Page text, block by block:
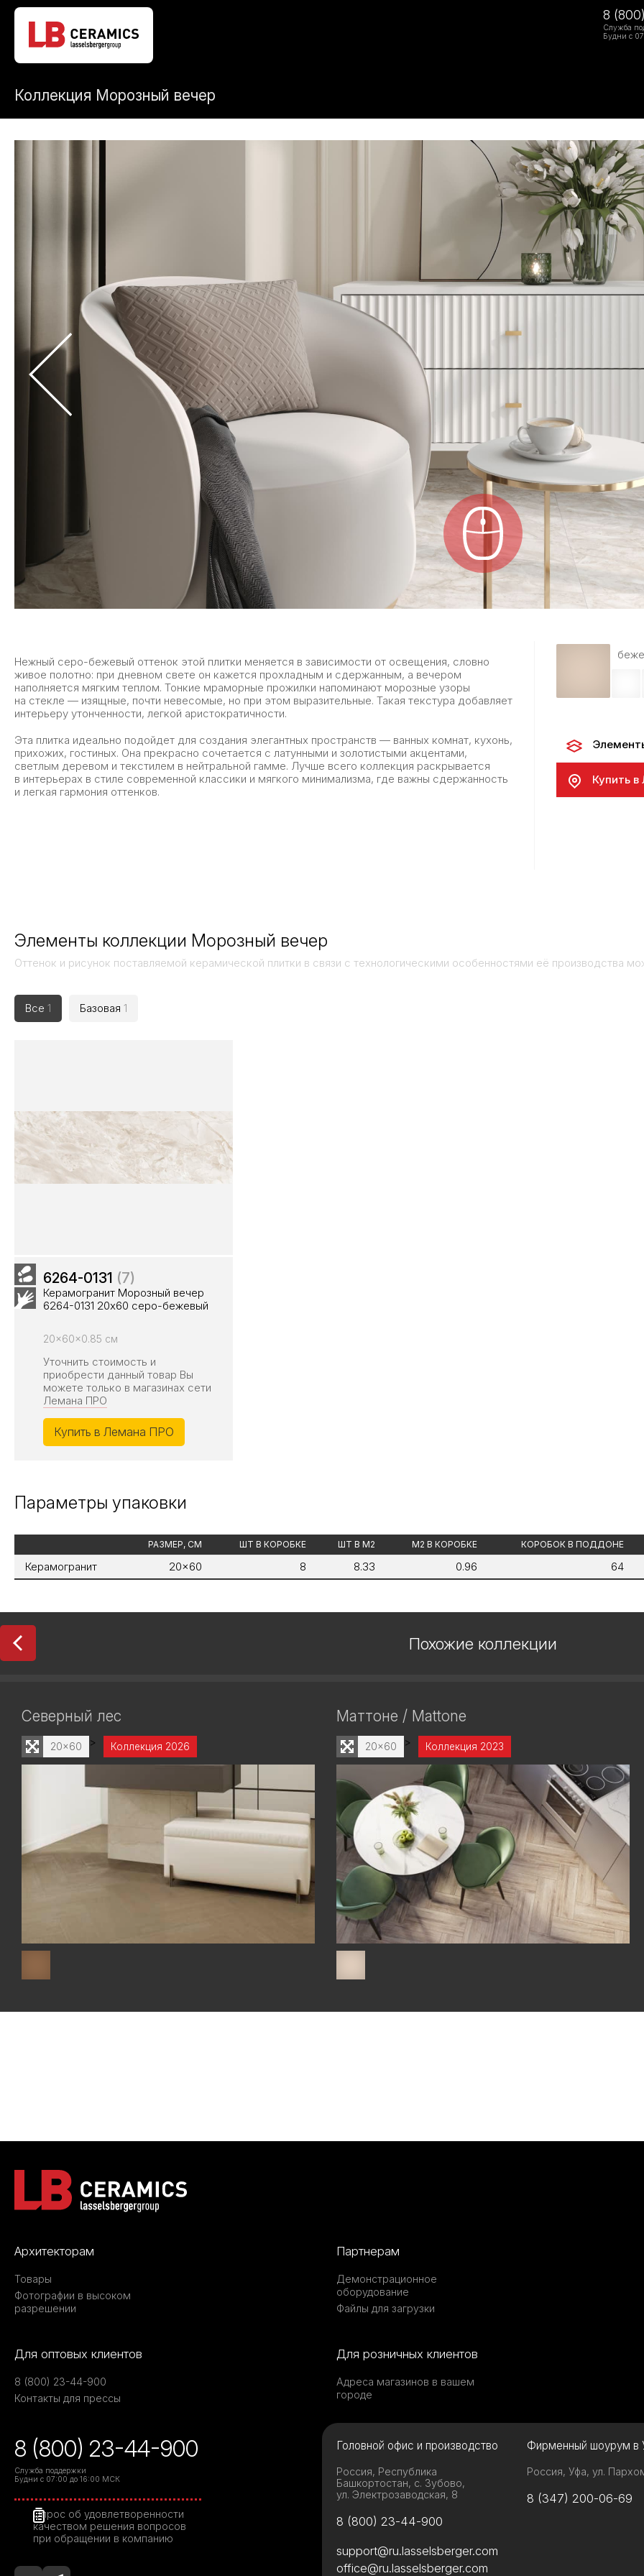
8
Служба
Будни с
Коллекция Морозный вечер
Нежный серо-бежевый оттенок этой плитки меняется в зависимости от освещения, словно
живое полотно: при дневном свете он кажется прохладным и сдержанным, а вечером
наполняется мягким теплом. Тонкие мраморные прожилки напоминают морозные узоры
на стекле — изящные, почти невесомые, но при этом выразительные. Такая текстура добавляет
интерьеру утонченности, легкой аристократичности.
Эта плитка идеально подойдет для создания элегантных пространств — ванных комнат, кухонь,
прихожих, гостиных. Она прекрасно сочетается с латунными и золотистыми акцентами,
светлым деревом и текстилем в нейтральной гамме. Лучше всего коллекция раскрывается
в интерьерах в стиле современной классики и мягкого минимализма, где важны сдержанность
и легкая гармония оттенков.
Купить
Элементы коллекции Морозный вечер
Оттенок и рисунок поставляемой керамической плитки в связи с технологическими особенностями её производства
Все 1 Базовая 1
6264-0131 (7)
Керамогранит Морозный вечер
6264-0131 20х60 серо-бежевый
20x60x0.85 см
Уточнить стоимость и
приобрести данный товар Вы
можете только в магазинах сети
Лемана ПРО
Купить в Лемана ПРО
Параметры упаковки
РАЗМЕР, СМ ШТ В КОРОБКЕ ШТ В М2 М2 В КОРОБКЕ КОРОБОК В ПОДДОНЕ
Керамогранит 20x60 8 8.33 0.96 64
Похожие коллекции
Северный лес
>
20x60 Коллекция 2026
Маттоне / Mattone
>
20x60 Коллекция 2023
Архитекторам
Товары
Фотографии в высоком
разрешении
Партнерам
Демонстрационное
оборудование
Файлы для загрузки
Для оптовых клиентов
8 (800) 23-44-900
Контакты для прессы
Для розничных клиентов
Адреса магазинов в вашем
городе
8 (800) 23-44-900
Служба поддержки
Будни с 07:00 до 16:00 МСК
Опрос об удовлетворенности
качеством решения вопросов
при обращении в компанию
Головной офис и производство
Россия, Республика
Башкортостан, с. Зубово,
ул. Электрозаводская, 8
8 (800) 23-44-900
Фирменный шоурум в
Россия, Уфа, ул.
8 (347) 200-06-69
support@ru.lasselsberger.com
office@ru.lasselsberger.com